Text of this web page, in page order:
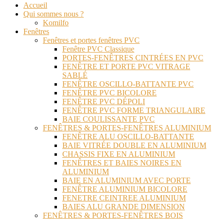
Accueil
Qui sommes nous ?
Komilfo
Fenêtres
Fenêtres et portes fenêtres PVC
Fenêtre PVC Classique
PORTES-FENÊTRES CINTRÉES EN PVC
FENÊTRE ET PORTE PVC VITRAGE
SABLÉ
FENÊTRE OSCILLO-BATTANTE PVC
FENÊTRE PVC BICOLORE
FENÊTRE PVC DÉPOLI
FENÊTRE PVC FORME TRIANGULAIRE
BAIE COULISSANTE PVC
FENÊTRES & PORTES-FENÊTRES ALUMINIUM
FENÊTRE ALU OSCILLO-BATTANTE
BAIE VITRÉE DOUBLE EN ALUMINIUM
CHASSIS FIXE EN ALUMINIUM
FENÊTRES ET BAIES NOIRES EN
ALUMINIUM
BAIE EN ALUMINIUM AVEC PORTE
FENÊTRE ALUMINIUM BICOLORE
FENETRE CEINTREE ALUMINIUM
BAIES ALU GRANDE DIMENSION
FENÊTRES & PORTES-FENÊTRES BOIS